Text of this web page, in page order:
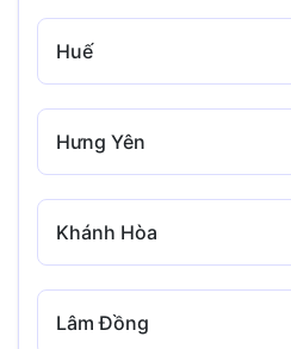
Huế
Hưng Yên
Khánh Hòa
Lâm Đồng